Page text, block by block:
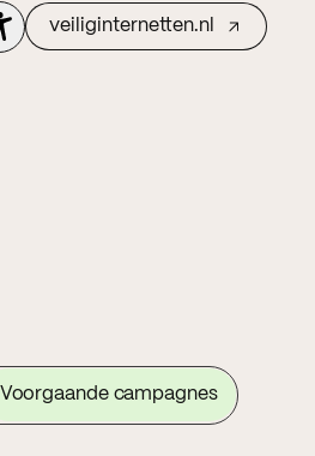
veiliginternetten.nl
Voorgaande campagnes